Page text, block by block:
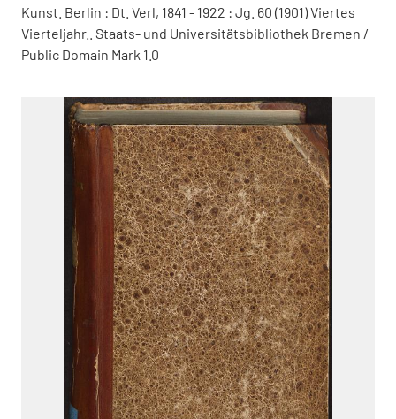
Kunst. Berlin : Dt. Verl, 1841 - 1922 : Jg. 60 (1901) Viertes
Vierteljahr.. Staats- und Universitätsbibliothek Bremen /
Public Domain Mark 1.0